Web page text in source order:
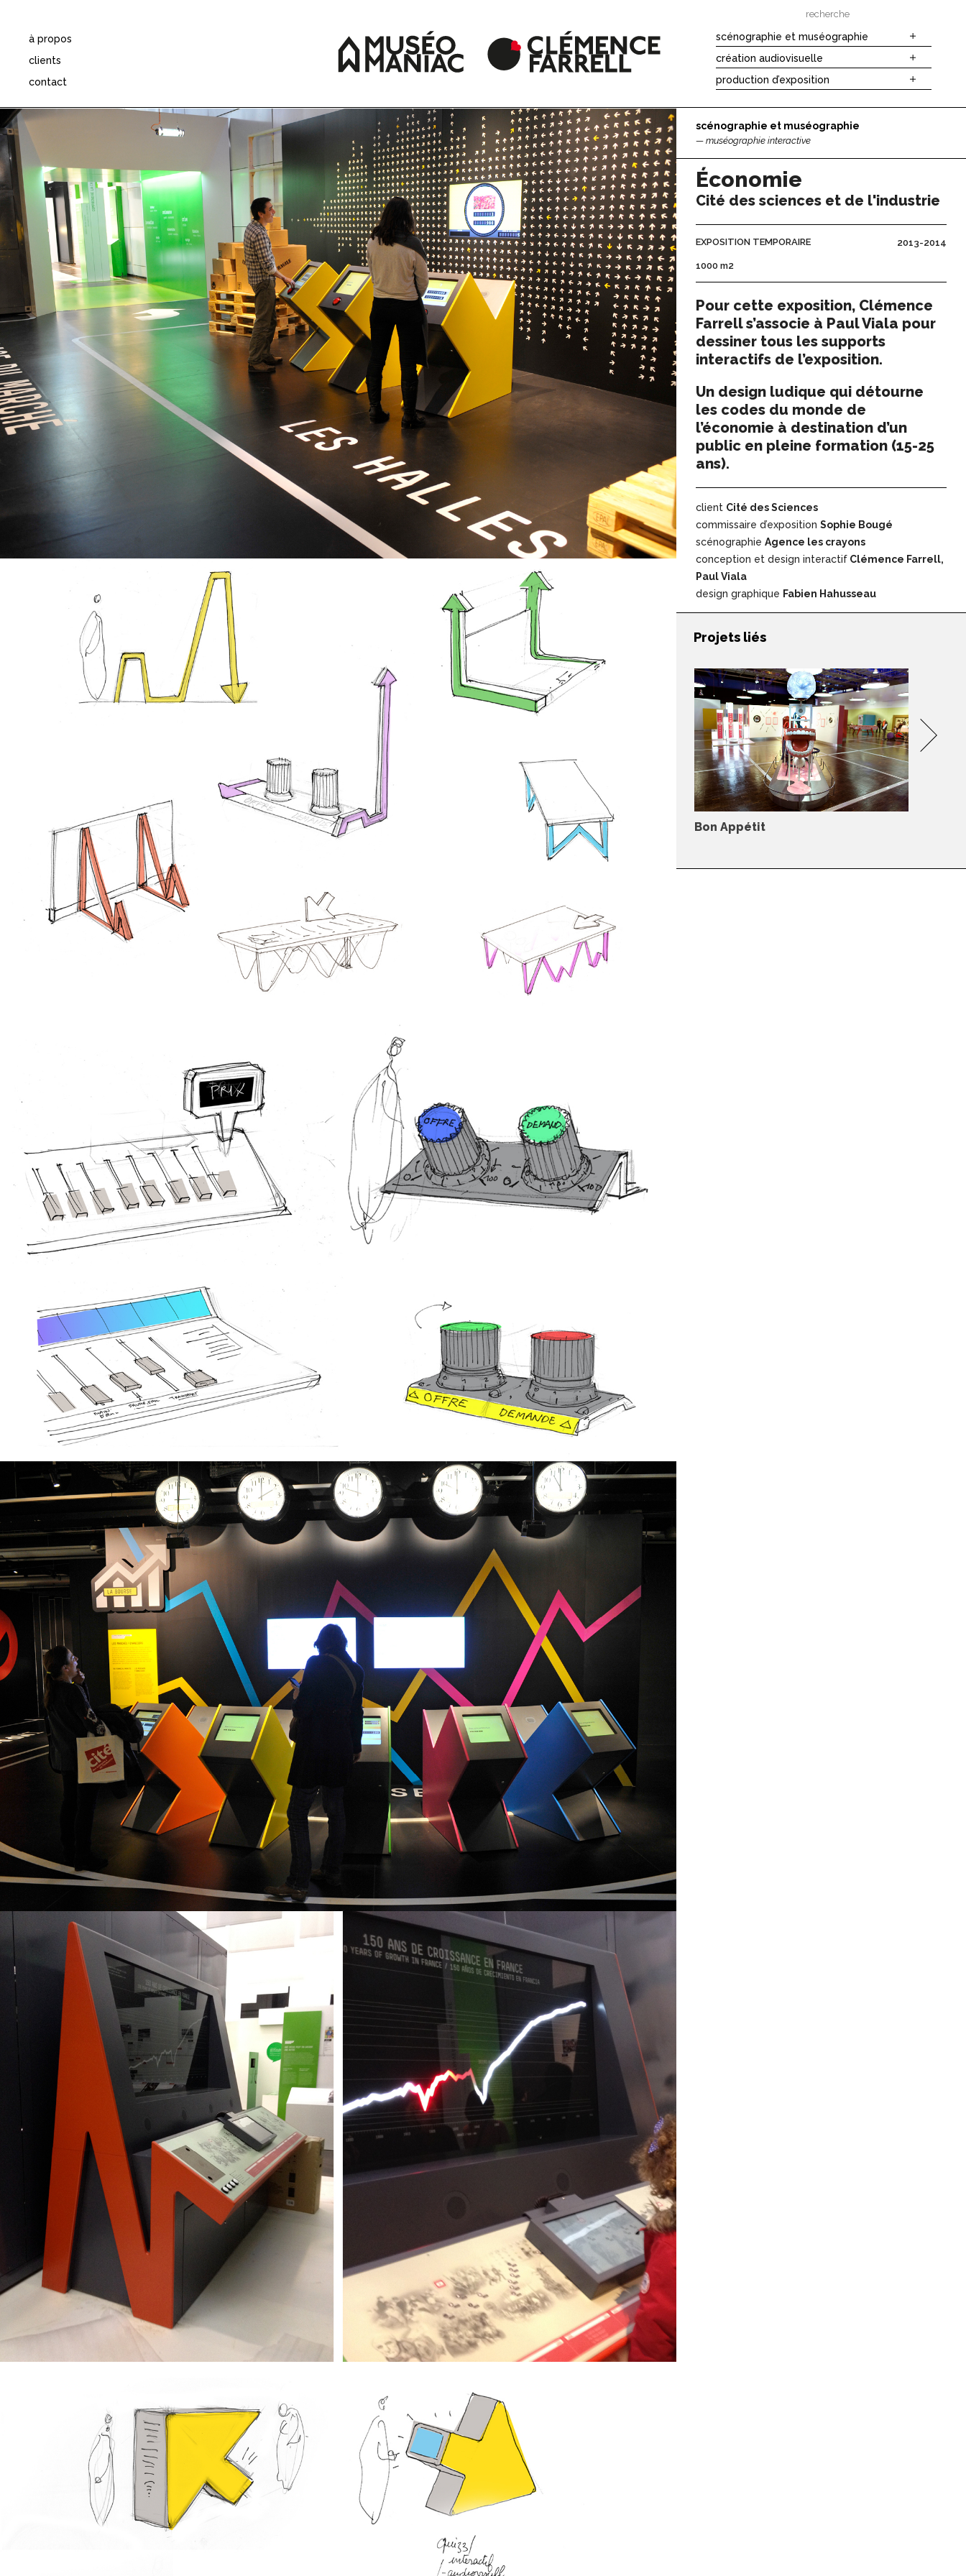
contenu
for:
à propos
clients
contact
scénographie et muséographie
création audiovisuelle
production d’exposition
scénographie et muséographie
muséographie interactive
Économie
Cité des sciences et de l'industrie
EXPOSITION TEMPORAIRE 2013-2014
1000 m2
Pour cette exposition, Clémence
Farrell s’associe à Paul Viala pour
dessiner tous les supports
interactifs de l’exposition.
Un design ludique qui détourne
les codes du monde de
l’économie à destination d’un
public en pleine formation (15-25
ans).
client Cité des Sciences
commissaire d’exposition Sophie Bougé
scénographie Agence les crayons
conception et design interactifClémence Farrell,
Paul Viala
design graphique Fabien Hahusseau
Projets liés
Bon Appétit